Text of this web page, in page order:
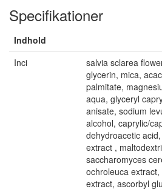
Specifikationer
Indhold
Inci
salvia sclarea
glycerin, mica,
palmitate,
aqua, glyceryl
anisate, sodium
alcohol, caprylic/
dehydroacetic
extract ,
saccharomyces
ochroleuca
extract, ascorbyl